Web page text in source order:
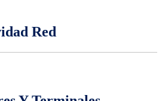
Red